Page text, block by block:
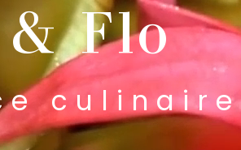
& Flo
culinaire